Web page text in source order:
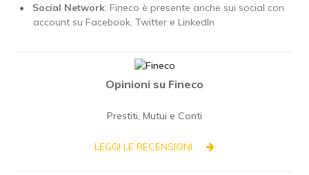
Social Network: Fineco è presente anche sui social con
account su Facebook, Twitter e LinkedIn
Opinioni su Fineco
Prestiti, Mutui e Conti
LEGGI LE RECENSIONI